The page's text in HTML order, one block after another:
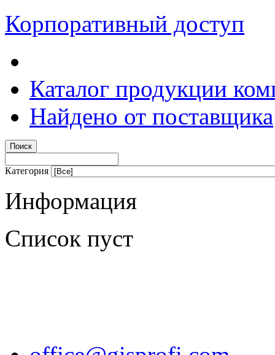
Корпоративный доступ
Каталог продукции
Найдено от поставщика
Категория
Информация
Список пуст